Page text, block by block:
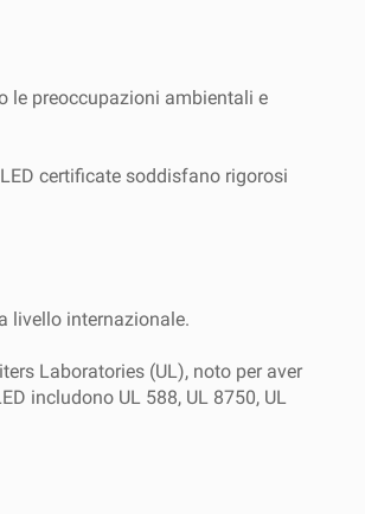
le preoccupazioni ambientali e
certificate soddisfano rigorosi
livello internazionale.
Laboratories (UL), noto per aver
includono UL 588, UL 8750, UL